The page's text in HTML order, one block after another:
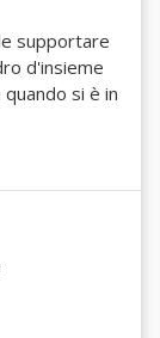
supportare
d'insieme
si è in